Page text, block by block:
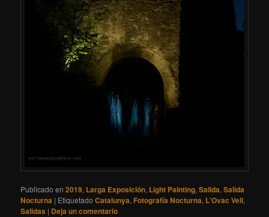
Publicado en 2019, Larga Exposición, Light Painting,Salida,Salida
Nocturna | Etiquetado Catalunya, Fotografía Nocturna, L'Ovac Vell,
Salidas | Deja un comentario